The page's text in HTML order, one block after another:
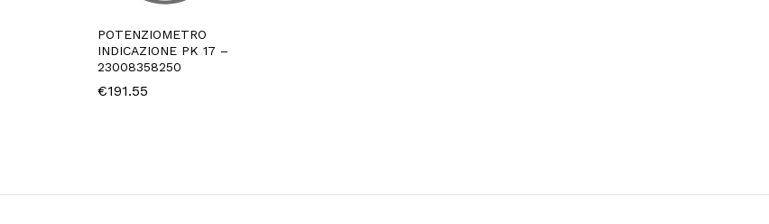
POTENZIOMETRO
INDICAZIONE PK 17 –
23008358250
€191.55